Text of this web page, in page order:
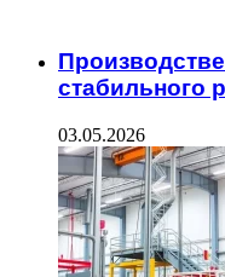
стабильного
03.05.2026